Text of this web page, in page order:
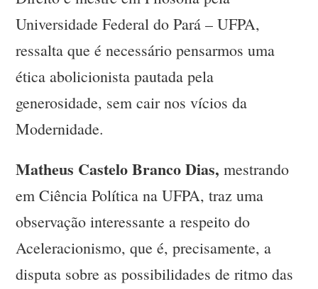
Universidade Federal do Pará – UFPA,
ressalta que é necessário pensarmos uma
ética abolicionista pautada pela
generosidade, sem cair nos vícios da
Modernidade.
Matheus Castelo Branco Dias, mestrando
em Ciência Política na UFPA, traz uma
observação interessante a respeito do
Aceleracionismo, que é, precisamente, a
disputa sobre as possibilidades de ritmo das